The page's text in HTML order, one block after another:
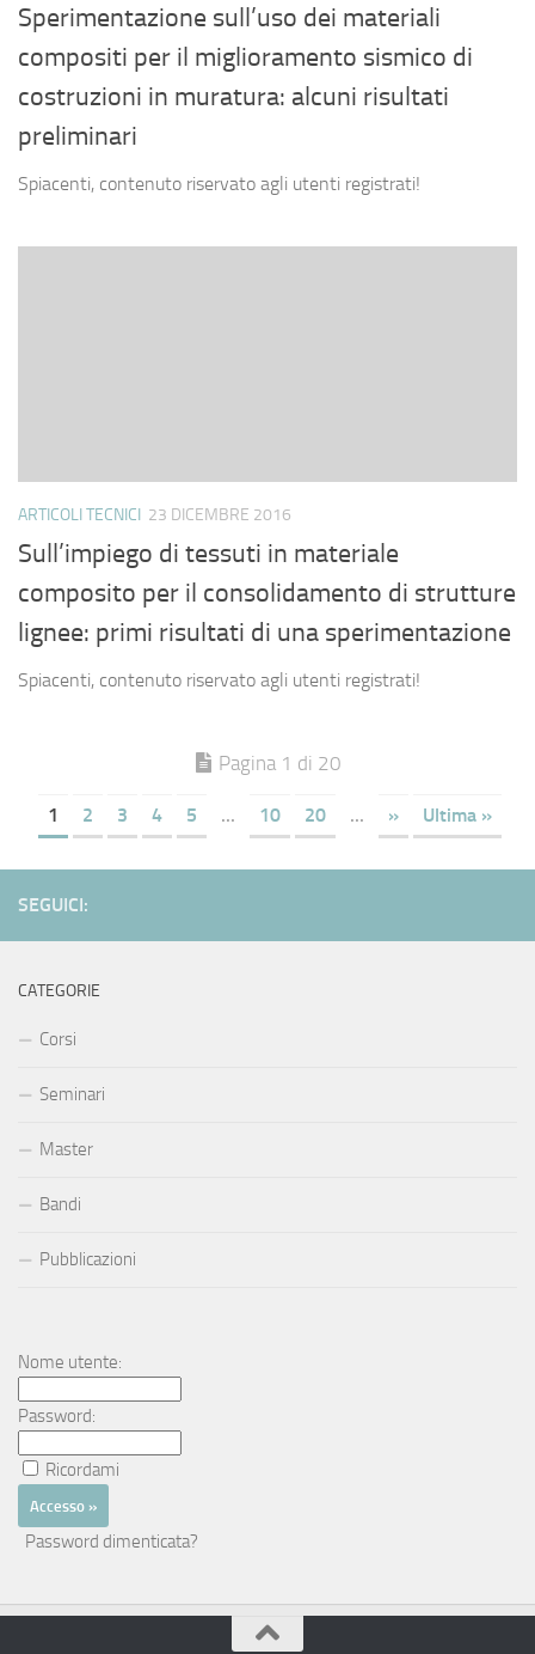
Sperimentazione sull’uso dei materiali
compositi per il miglioramento sismico di
costruzioni in muratura: alcuni risultati
preliminari
Spiacenti, contenuto riservato agli utenti registrati!
ARTICOLI TECNICI 23 DICEMBRE 2016
Sull’impiego di tessuti in materiale
composito per il consolidamento di strutture
lignee: primi risultati di una sperimentazione
Spiacenti, contenuto riservato agli utenti registrati!
Pagina 1 di 20
1 2 3 4 5 ... 10 20 ... » Ultima »
SEGUICI:
CATEGORIE
Corsi
Seminari
Master
Bandi
Pubblicazioni
Nome utente:
Password:
Ricordami
Password dimenticata?